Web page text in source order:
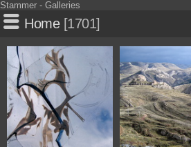
Stammer - Galleries
Home 1701